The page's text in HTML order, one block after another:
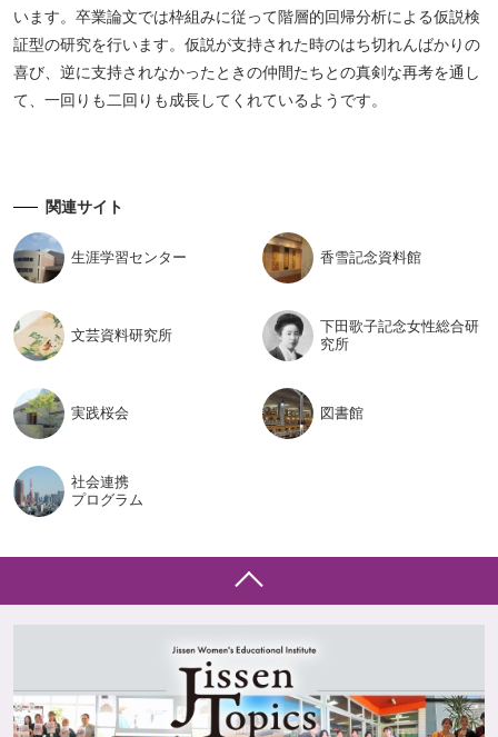
います。卒業論文では枠組みに従って階層的回帰分析による仮説検
証型の研究を行います。仮説が支持された時のはち切れんばかりの
喜び、逆に支持されなかったときの仲間たちとの真剣な再考を通し
て、一回りも二回りも成長してくれているようです。
関連サイト
生涯学習センター 香雪記念資料館
文芸資料研究所
下田歌子記念女性総合研
究所
実践桜会 図書館
社会連携
プログラム